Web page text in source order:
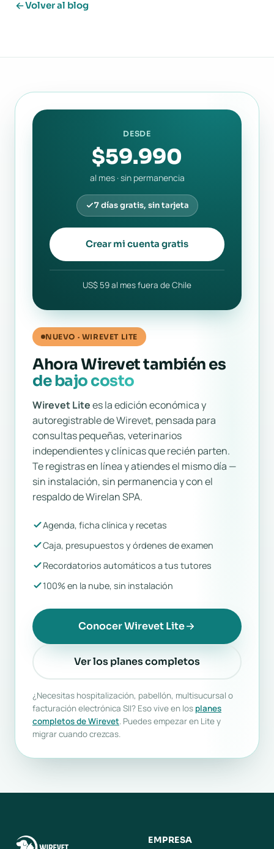
Volver al blog
NUEVO · WIREVET LITE
Ahora Wirevet también es
de bajo costo
Wirevet Litees la edición económica y
autoregistrable de Wirevet, pensada para
consultas pequeñas, veterinarios
independientes y clínicas que recién parten.
Te registras en línea y atiendes el mismo día —
sin instalación, sin permanencia y con el
respaldo de Wirelan SPA.
Agenda, ficha clínica y recetas
Caja, presupuestos y órdenes de examen
Recordatorios automáticos a tus tutores
100% en la nube, sin instalación
Conocer Wirevet Lite
Ver los planes completos
¿Necesitas hospitalización, pabellón, multisucursal o
facturación electrónica SII? Eso vive en los planes
completos de Wirevet. Puedes empezar en Lite y
migrar cuando crezcas.
DESDE
$59.990
al mes · sin permanencia
7 días gratis, sin tarjeta
Crear mi cuenta gratis
US$ 59 al mes fuera de Chile
EMPRESA